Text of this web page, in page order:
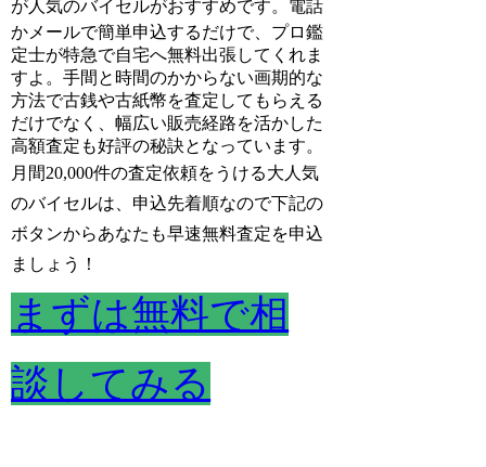
が人気のバイセルがおすすめです。 電話
かメールで簡単申込するだけで、プロ鑑
定士が特急で自宅へ無料出張してくれま
すよ。手間と時間のかからない画期的な
方法で古銭や古紙幣を査定してもらえる
だけでなく、幅広い販売経路を活かした
高額査定も好評の秘訣となっています。
月間20,000件の査定依頼をうける大人気
のバイセルは、申込先着順なので下記の
ボタンからあなたも早速無料査定を申込
ましょう！
まずは無料で相
談してみる